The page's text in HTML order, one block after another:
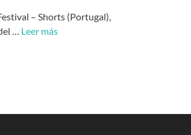
– Shorts (Portugal),
… Leer más